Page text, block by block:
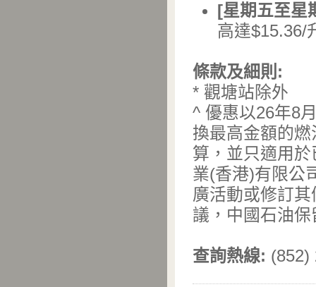
[星期五至星
高達$15.36/
條款及細則:
* 觀塘站除外
^ 優惠以26年8
換最高金額的
算，並只適用
業(香港)有限公
廣活動或修訂
議，中國石油
查詢熱線: (852)